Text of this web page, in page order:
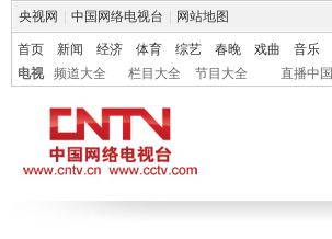
央视网 中国网络电视台 网站地图
首页 新闻 经济 体育 综艺 春晚 戏曲 音乐
电视
频道大全 栏目大全 节目大全 直播中国